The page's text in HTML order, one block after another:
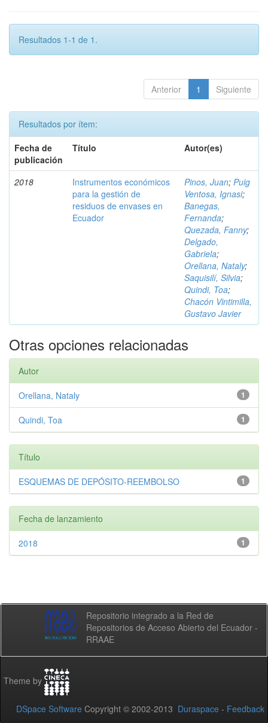
Resultados 1-1 de 1.
Anterior 1 Siguiente
Resultados por ítem:
Fecha de
publicación
Título Autor(es)
2018
Instrumentos económicos
para la gestión de
residuos de envases en
Ecuador
Pinos, Juan; Puig
Ventosa, Ignasi;
Banegas,
Fernanda;
Quezada, Fanny;
Delgado,
Gabriela;
Orellana, Nataly;
Saquisilí, Silvia;
Quindi, Toa;
Chacón Vintimilla,
Gustavo Javier
Otras opciones relacionadas
Autor
1
Orellana, Nataly
1
Quindi, Toa
Título
1
ESQUEMAS DE DEPÓSITO-REEMBOLSO
Fecha de lanzamiento
1
2018
Repositorio integrado a la Red de
Repositorios de Acceso Abierto del Ecuador -
RRAAE
Theme by
DSpace Software Copyright © 2002-2013 Duraspace - Feedback